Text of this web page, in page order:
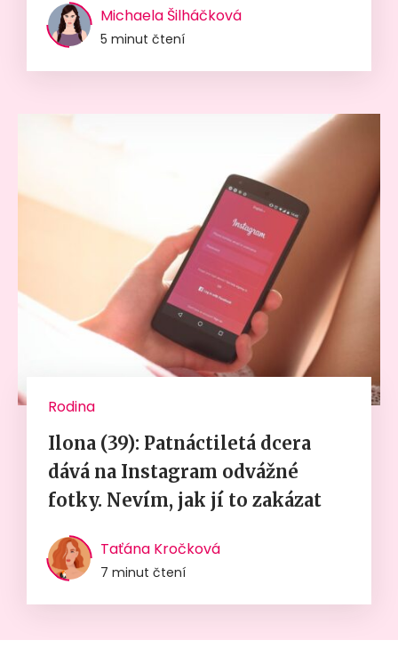
Michaela Šilháčková
5 minut čtení
Rodina
Ilona (39): Patnáctiletá dcera
dává na Instagram odvážné
fotky. Nevím, jak jí to zakázat
Taťána Kročková
7 minut čtení